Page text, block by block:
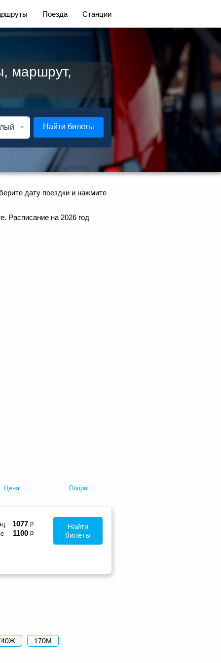
Поезда Станции
маршрут,
Найти билеты
дату поездки и нажмите
Расписание на 2026 год
Цена Опции
1077р
1100р
Найти
билеты
170М